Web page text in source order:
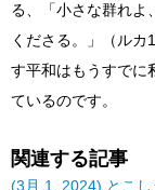
る、「小さな群れよ
くださる。」（ル
す平和はもうすでに
ているのです。
関連する記事
(3月 1, 2024) とこ